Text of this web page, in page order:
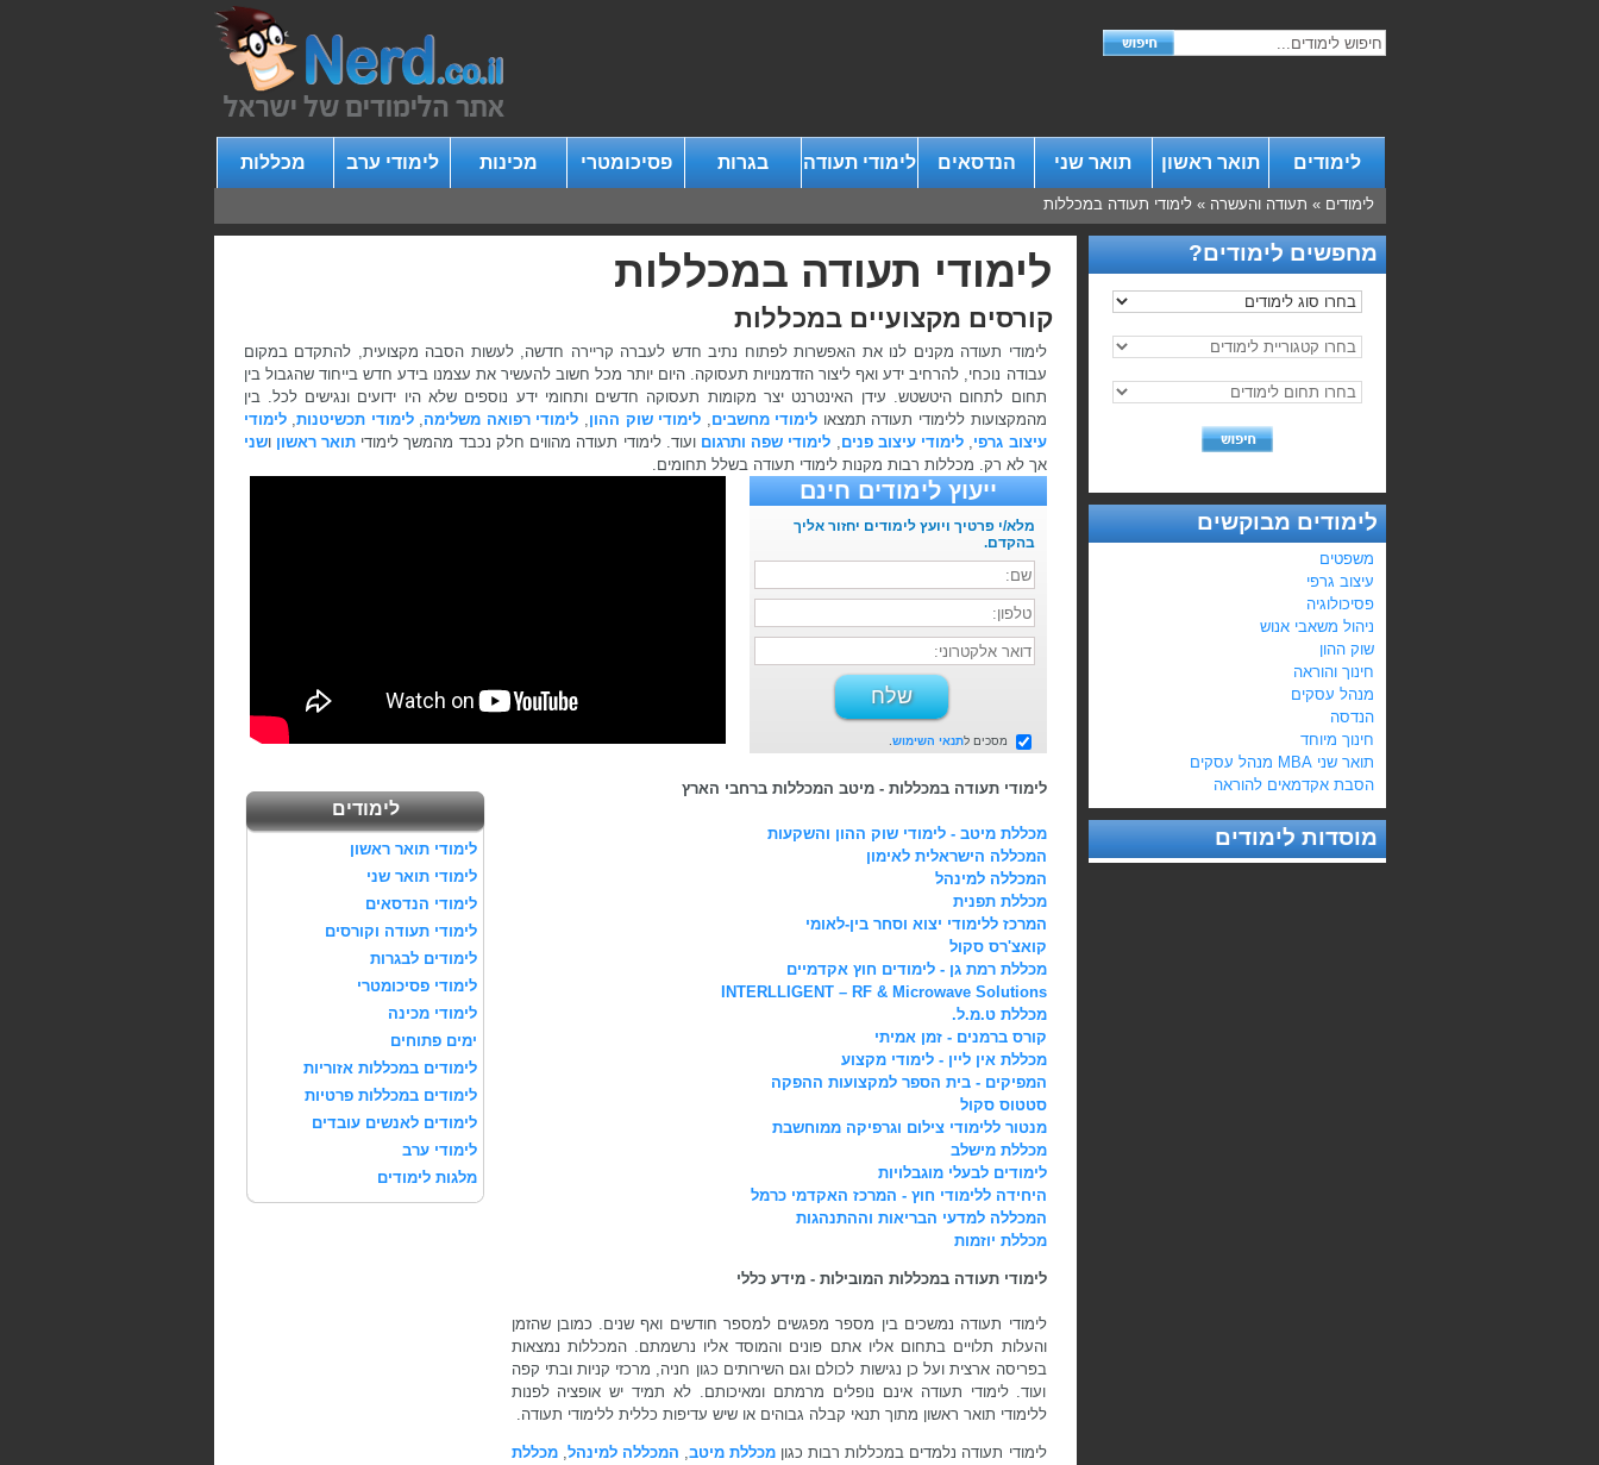
לימודים תואר ראשון תואר שני הנדסאים לימודי תעודה בגרות פסיכומטרי מכינות לימודי ערב מכללות
לימודים » תעודה והעשרה »לימודי תעודה במכללות
מחפשים לימודים?
לימודים מבוקשים
משפטים
עיצוב גרפי
פסיכולוגיה
ניהול משאבי אנוש
שוק ההון
חינוך והוראה
מנהל עסקים
הנדסה
חינוך מיוחד
תואר שני MBA מנהל עסקים
הסבת אקדמאים להוראה
מוסדות לימודים
לימודי תעודה במכללות
קורסים מקצועיים במכללות
לימודי תעודה מקנים לנו את האפשרות לפתוח נתיב חדש לעברה קריירה חדשה, לעשות הסבה מקצועית, להתקדם במקום
עבודה נוכחי, להרחיב ידע ואף ליצור הזדמנויות תעסוקה. היום יותר מכל חשוב להעשיר את עצמנו בידע חדש בייחוד שהגבול בין
תחום לתחום היטשטש. עידן האינטרנט יצר מקומות תעסוקה חדשים ותחומי ידע נוספים שלא היו ידועים ונגישים לכל. בין
מהמקצועות ללימודי תעודה תמצאו לימודי מחשבים, לימודי שוק ההון, לימודי רפואה משלימה,לימודי תכשיטנות,לימודי
עיצוב גרפי, לימודי עיצוב פנים, לימודי שפה ותרגום ועוד. לימודי תעודה מהווים חלק נכבד מהמשך לימודיתואר ראשון ושני
אך לא רק. מכללות רבות מקנות לימודי תעודה בשלל תחומים.
ייעוץ לימודים חינם
מלא/י פרטיך ויועץ לימודים יחזור אליך
בהקדם.
מסכים לתנאי השימוש
לימודי תעודה במכללות - מיטב המכללות ברחבי הארץ
מכללת מיטב - לימודי שוק ההון והשקעות
המכללה הישראלית לאימון
המכללה למינהל
מכללת תפנית
המרכז ללימודי יצוא וסחר בין-לאומי
קואצ'רס סקול
מכללת רמת גן - לימודים חוץ אקדמיים
INTERLLIGENT – RF & Microwave Solutions
מכללת ט.מ.ל.
קורס ברמנים - זמן אמיתי
מכללת אין ליין - לימודי מקצוע
המפיקים - בית הספר למקצועות ההפקה
סטטוס סקול
מנטור ללימודי צילום וגרפיקה ממוחשבת
מכללת מישלב
לימודים לבעלי מוגבלויות
היחידה ללימודי חוץ - המרכז האקדמי כרמל
המכללה למדעי הבריאות וההתנהגות
מכללת יוזמות
לימודי תעודה במכללות המובילות - מידע כללי
לימודי תעודה נמשכים בין מספר מפגשים למספר חודשים ואף שנים. כמובן שהזמן
והעלות תלויים בתחום אליו אתם פונים והמוסד אליו נרשמתם. המכללות נמצאות
בפריסה ארצית ועל כן נגישות לכולם וגם השירותים כגון חניה, מרכזי קניות ובתי קפה
ועוד. לימודי תעודה אינם נופלים מרמתם ומאיכותם. לא תמיד יש אופציה לפנות
ללימודי תואר ראשון מתוך תנאי קבלה גבוהים או שיש עדיפות כללית ללימודי תעודה.
לימודי תעודה נלמדים במכללות רבות כגוןמכללת מיטב, המכללה למינהל,מכללת
לימודים
לימודי תואר ראשון
לימודי תואר שני
לימודי הנדסאים
לימודי תעודה וקורסים
לימודים לבגרות
לימודי פסיכומטרי
לימודי מכינה
ימים פתוחים
לימודים במכללות אזוריות
לימודים במכללות פרטיות
לימודים לאנשים עובדים
לימודי ערב
מלגות לימודים